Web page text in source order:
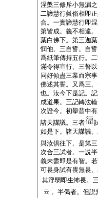
涅槃三修斥小無漏
二諦慧行眞俗相即
合。一實諦慧行即
第皆成。義不相違
葉白佛下。第三迦
憫他。三自誓。自
爲紙筆傳持五行。
滿令得宣行。三誓
同好傾盡三業而宗
佛述其誓。又爲三
也。汝今下是記。
成道果。三記轉法
次證今。初擧昔中
諸天謀議。三者
如是下。諸天謀議
與汝倶往下。是第三
次合三試者。一説
義未盡即是有智。
可畏身試有畏無畏
其浮弱即生怖畏。
云 。半偈者。但説